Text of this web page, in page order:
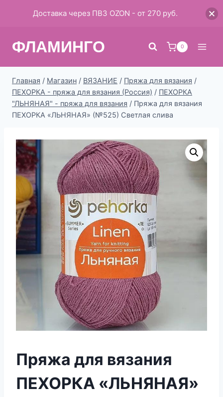
ФЛАМИНГО 0
Главная / Магазин / ВЯЗАНИЕ / Пряжа для вязания /
ПЕХОРКА - пряжа для вязания (Россия) / ПЕХОРКА
"ЛЬНЯНАЯ" - пряжа для вязания / Пряжа для вязания
ПЕХОРКА «ЛЬНЯНАЯ» (№525) Светлая слива
Пряжа для вязания
ПЕХОРКА «ЛЬНЯНАЯ»
Доставка через ПВЗ OZON - от 270 руб.